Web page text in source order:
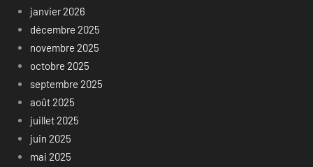
janvier 2026
décembre 2025
novembre 2025
octobre 2025
septembre 2025
août 2025
juillet 2025
juin 2025
mai 2025